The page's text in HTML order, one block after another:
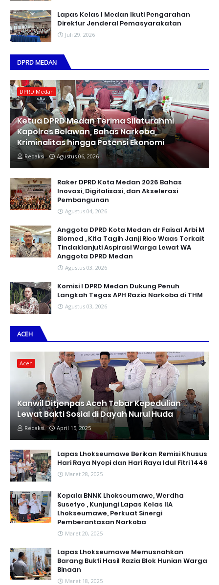
Lapas Kelas I Medan Ikuti Pengarahan
Direktur Jenderal Pemasyarakatan
Juli 29, 2026
DPRD MEDAN
DPRD Medan
Ketua DPRD Medan Terima Silaturahmi
Kapolres Belawan, Bahas Narkoba,
Kriminalitas hingga Potensi Ekonomi
Redaksi Agustus 06, 2026
Raker DPRD Kota Medan 2026 Bahas
Inovasi, Digitalisasi, dan Akselerasi
Pembangunan
Agustus 04, 2026
Anggota DPRD Kota Medan dr Faisal Arbi M
Blomed , Kita Tagih Janji Rico Waas Terkait
Tindaklanjuti Aspirasi Warga Lewat WA
Anggota DPRD Medan
Agustus 03, 2026
Komisi I DPRD Medan Dukung Penuh
Langkah Tegas APH Razia Narkoba di THM
Agustus 03, 2026
ACEH
Aceh
Kanwil Ditjenpas Aceh Tebar Kepedulian
Lewat Bakti Sosial di Dayah Nurul Huda
Redaksi April 15, 2025
Lapas Lhokseumawe Berikan Remisi Khusus
Hari Raya Nyepi dan Hari Raya Idul Fitri 1446
Maret 28, 2025
Kepala BNNK Lhokseumawe, Werdha
Susetyo , Kunjungi Lapas Kelas IIA
Lhokseumawe, Perkuat Sinergi
Pemberantasan Narkoba
Maret 20, 2025
Lapas Lhokseumawe Memusnahkan
Barang Bukti Hasil Razia Blok Hunian Warga
Binaan
Maret 18, 2025